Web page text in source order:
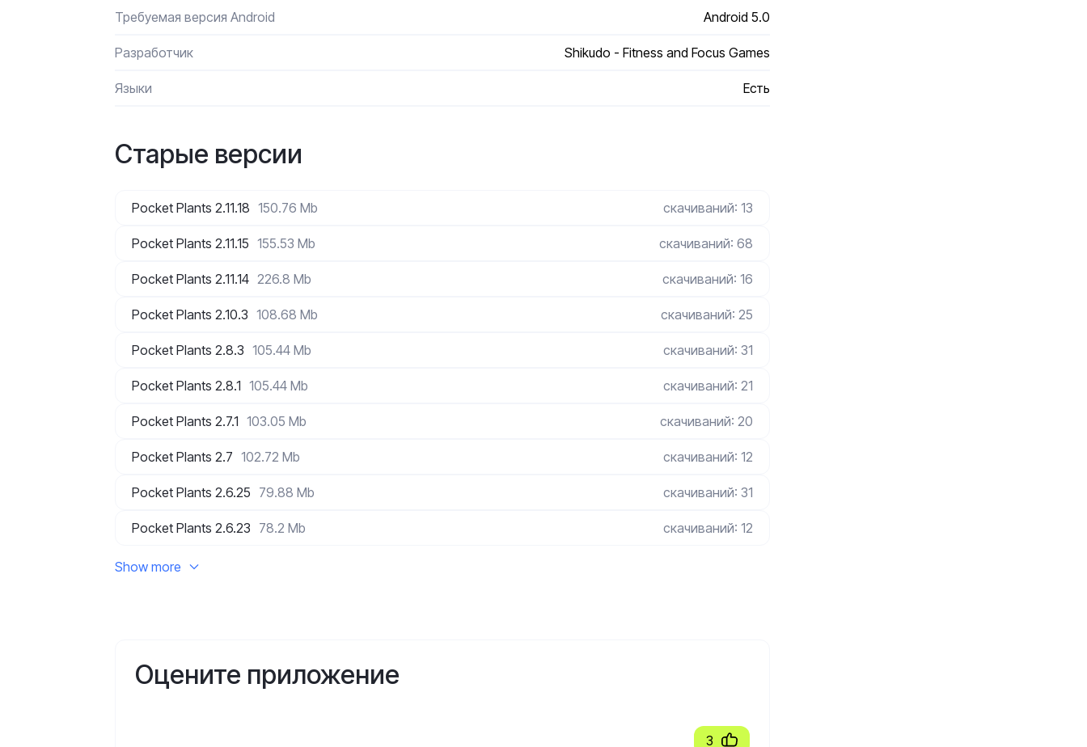
Требуемая версия Android Android 5.0
Разработчик Shikudo - Fitness and Focus Games
Языки Есть
Старые версии
Pocket Plants 2.11.18 150.76 Mb скачиваний: 13
Pocket Plants 2.11.15 155.53 Mb скачиваний: 68
Pocket Plants 2.11.14 226.8 Mb скачиваний: 16
Pocket Plants 2.10.3 108.68 Mb скачиваний: 25
Pocket Plants 2.8.3 105.44 Mb скачиваний: 31
Pocket Plants 2.8.1 105.44 Mb скачиваний: 21
Pocket Plants 2.7.1 103.05 Mb скачиваний: 20
Pocket Plants 2.7 102.72 Mb скачиваний: 12
Pocket Plants 2.6.25 79.88 Mb скачиваний: 31
Pocket Plants 2.6.23 78.2 Mb скачиваний: 12
Show more
Оцените приложение
3